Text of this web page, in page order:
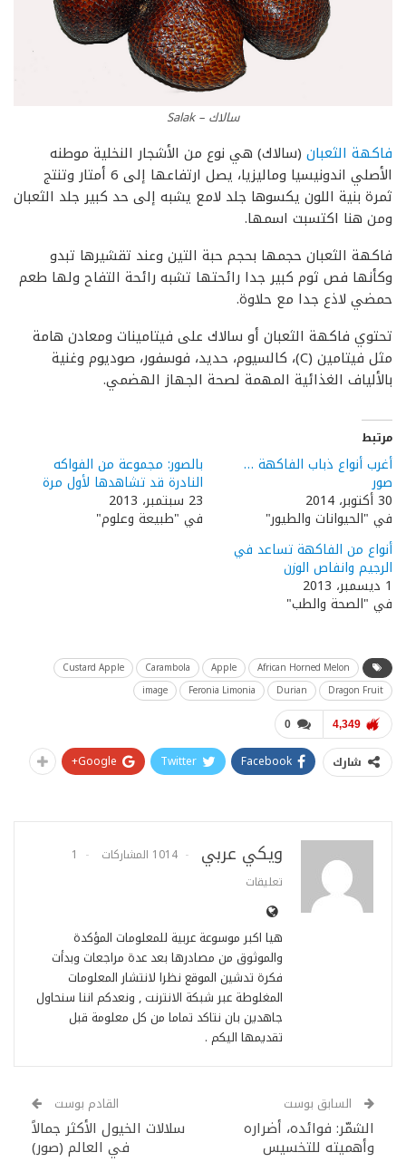
سالاك – Salak
فاكهة الثعبان (سالاك) هي نوع من الأشجار النخلية موطنه
الأصلي اندونيسيا وماليزيا، يصل ارتفاعها إلى 6 أمتار وتنتج
ثمرة بنية اللون يكسوها جلد لامع يشبه إلى حد كبير جلد الثعبان
ومن هنا اكتسبت اسمها.
فاكهة الثعبان حجمها بحجم حبة التين وعند تقشيرها تبدو
وكأنها فص ثوم كبير جدا رائحتها تشبه رائحة التفاح ولها طعم
حمضي لاذع جدا مع حلاوة.
تحتوي فاكهة الثعبان أو سالاك على فيتامينات ومعادن هامة
مثل فيتامين (C)، كالسيوم، حديد، فوسفور، صوديوم وغنية
بالألياف الغذائية المهمة لصحة الجهاز الهضمي.
مرتبط
أغرب أنواع ذباب الفاكهة …
صور
30 أكتوبر، 2014
في "الحيوانات والطيور"
بالصور: مجموعة من الفواكه
النادرة قد تشاهدها لأول مرة
23 سبتمبر، 2013
في "طبيعة وعلوم"
أنواع من الفاكهة تساعد في
الرجيم وانفاص الوزن
1 ديسمبر، 2013
في "الصحة والطب"
African Horned Melon
Apple
Carambola
Custard Apple
Dragon Fruit
Durian
Feronia Limonia
image
0 4,349
شارك Facebook
Twitter
Google+
ويكي عربي 1014 المشاركات
1
تعليقات
هيا اكبر موسوعة عربية للمعلومات المؤكدة
والموثوق من مصادرها بعد عدة مراجعات وبدأت
فكرة تدشين الموقع نظرا لانتشار المعلومات
المغلوطة عبر شبكة الانترنت , ونعدكم اننا سنحاول
جاهدين بان نتاكد تماما من كل معلومة قبل
تقديمها اليكم .
السابق بوست
الشمّر: فوائده، أضراره
وأهميته للتخسيس
القادم بوست
سلالات الخيول الأكثر جمالاً
في العالم (صور)